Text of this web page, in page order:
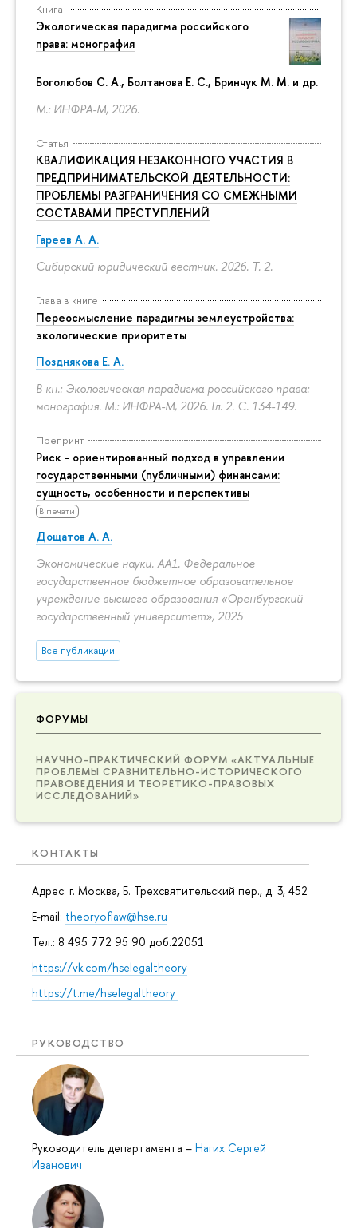
Книга
Экологическая парадигма российского
права: монография
Боголюбов С. А., Болтанова Е. С., Бринчук М. М. и др.
М.: ИНФРА-М, 2026.
Статья
КВАЛИФИКАЦИЯ НЕЗАКОННОГО УЧАСТИЯ В
ПРЕДПРИНИМАТЕЛЬСКОЙ ДЕЯТЕЛЬНОСТИ:
ПРОБЛЕМЫ РАЗГРАНИЧЕНИЯ СО СМЕЖНЫМИ
СОСТАВАМИ ПРЕСТУПЛЕНИЙ
Гареев А. А.
Сибирский юридический вестник. 2026. Т. 2.
Глава в книге
Переосмысление парадигмы землеустройства:
экологические приоритеты
Позднякова Е. А.
В кн.: Экологическая парадигма российского права:
монография. М.: ИНФРА-М, 2026. Гл. 2. С. 134-149.
Препринт
Риск - ориентированный подход в управлении
государственными (публичными) финансами:
сущность, особенности и перспективы
В печати
Дощатов А. А.
Экономические науки. АА1. Федеральное
государственное бюджетное образовательное
учреждение высшего образования «Оренбургский
государственный университет», 2025
Все публикации
ФОРУМЫ
НАУЧНО-ПРАКТИЧЕСКИЙ ФОРУМ «АКТУАЛЬНЫЕ
ПРОБЛЕМЫ СРАВНИТЕЛЬНО-ИСТОРИЧЕСКОГО
ПРАВОВЕДЕНИЯ И ТЕОРЕТИКО-ПРАВОВЫХ
ИССЛЕДОВАНИЙ»
КОНТАКТЫ
Адрес: г. Москва, Б. Трехсвятительский пер., д. 3, 452
E-mail: theoryoflaw@hse.ru
Тел.: 8 495 772 95 90 доб.22051
https://vk.com/hselegaltheory
https://t.me/hselegaltheory
РУКОВОДСТВО
Руководитель департамента – Нагих Сергей
Иванович